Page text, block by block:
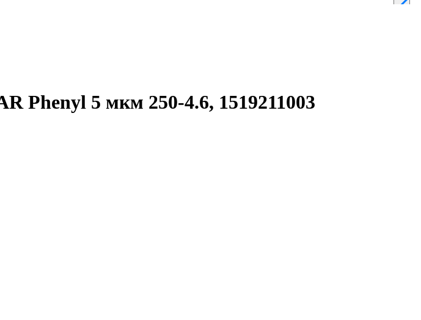
Phenyl 5 мкм 250-4.6, 1519211003